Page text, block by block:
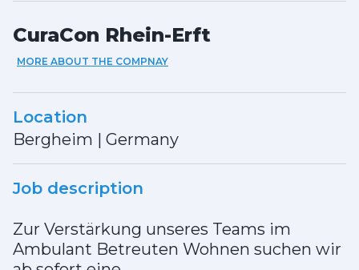
CuraCon Rhein-Erft
MORE ABOUT THE COMPNAY
Location
Bergheim | Germany
Job description
Zur Verstärkung unseres Teams im
Ambulant Betreuten Wohnen suchen wir